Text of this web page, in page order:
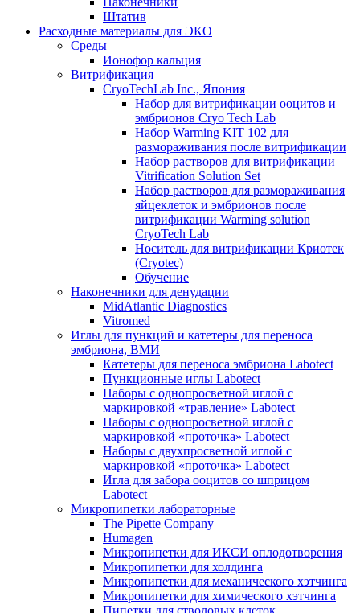
Штатив
Расходные материалы для ЭКО
Среды
Ионофор кальция
Витрификация
CryoTechLab Inc., Япония
Набор для витрификации ооцитов и
эмбрионов Cryo Tech Lab
Набор Warming KIT 102 для
размораживания после витрификации
Набор растворов для витрификации
Vitrification Solution Set
Набор растворов для размораживания
яйцеклеток и эмбрионов после
витрификации Warming solution
CryoTech Lab
Носитель для витрификации Криотек
(Cryotec)
Обучение
Наконечники для денудации
MidAtlantic Diagnostics
Vitromed
Иглы для пункций и катетеры для переноса
эмбриона, ВМИ
Катетеры для переноса эмбриона Labotect
Пункционные иглы Labotect
Наборы с однопросветной иглой с
маркировкой «травление» Labotect
Наборы с однопросветной иглой с
маркировкой «проточка» Labotect
Наборы с двухпросветной иглой с
маркировкой «проточка» Labotect
Игла для забора ооцитов со шприцом
Labotect
Микропипетки лабораторные
The Pipette Company
Humagen
Микропипетки для ИКСИ оплодотворения
Микропипетки для холдинга
Микропипетки для механического хэтчинга
Микропипетки для химического хэтчинга
Пипетки для стволовых клеток